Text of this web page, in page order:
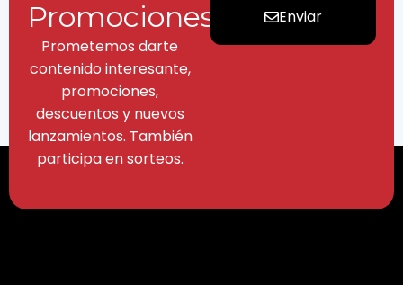
Promociones
Prometemos darte
contenido interesante,
promociones,
descuentos y nuevos
lanzamientos. También
participa en sorteos.
Enviar